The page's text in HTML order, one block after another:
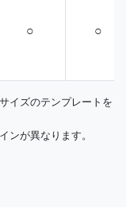
○ ○
イズのテンプレートを
ンが異なります。